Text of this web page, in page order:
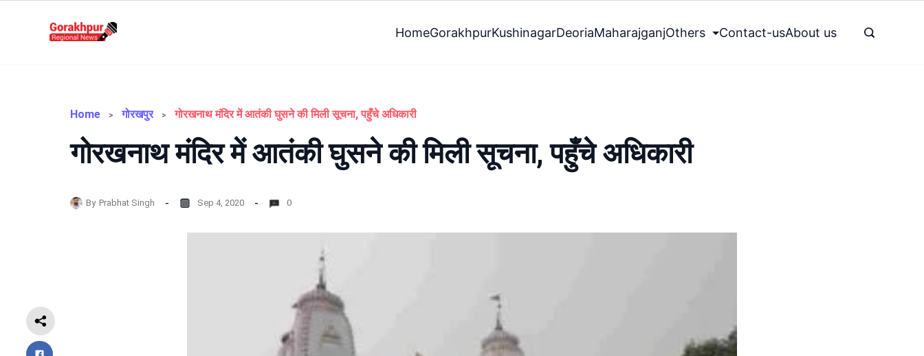
News
HomeGorakhpurKushinagarDeoriaMaharajganjOthers Contact-usAbout us
Home गोरखपुर गोरखनाथ मंदिर में आतंकी घुसने की मिली सूचना, पहुँचे अधिकारी
गोरखनाथ मंदिर में आतंकी घुसने की मिली सूचना, पहुँचे अधिकारी
By Prabhat Singh Sep 4, 2020 0